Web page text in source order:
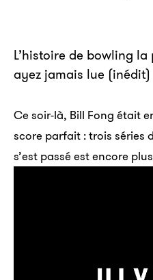
L’histoire de bowling
ayez jamais lue (inédit)
Ce soir-là, Bill Fong était
score parfait : trois séries
s’est passé est encore